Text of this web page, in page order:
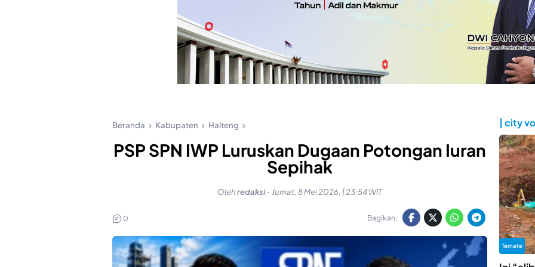
Beranda Kabupaten Halteng
PSP SPN IWP Luruskan Dugaan Potongan Iuran
Sepihak
Olehredaksi- Jumat, 8 Mei 2026, | 23:54 WIT
0 Bagikan:
| city
Ternate